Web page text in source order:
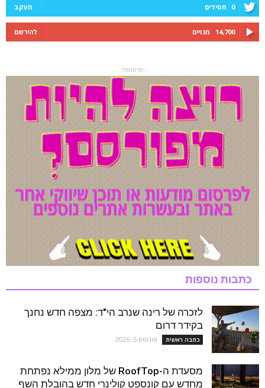
0 חסידים מעקב
14,700 מנויים להירשם
- פרסומת -
כתבות נוספות
לזכרה של רינה שנרב הי"ד: מצפה חדש נחנך
בקידר דרום
כתבה ראשית אוגוסט 5, 2026
מסעדת ה-RoofTop של מלון ממילא נפתחת
מחדש עם קונספט קולינרי חדש בהובלת השף